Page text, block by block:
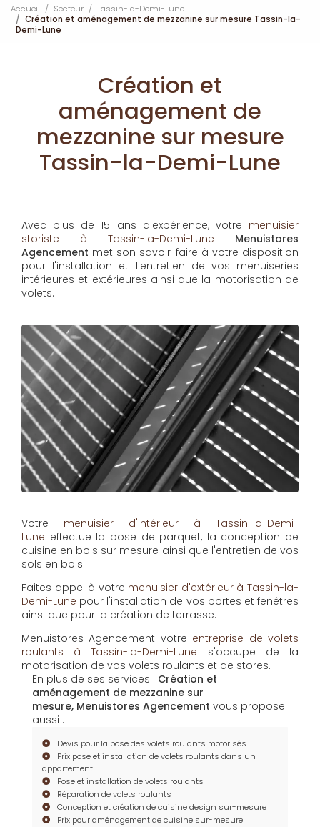
Accueil Secteur
Tassin-la-Demi-Lune
Création et aménagement de mezzanine sur mesure Tassin-la-
Demi-Lune
Création et
aménagement de
mezzanine sur mesure
Tassin-la-Demi-Lune
Avec plus de 15 ans d'expérience, votre menuisier
storiste à Tassin-la-Demi-Lune
Menuistores
Agencement met son savoir-faire à votre disposition
pour l'installation et l'entretien de vos menuiseries
intérieures et extérieures ainsi que la motorisation de
volets.
Votre menuisier d'intérieur à Tassin-la-Demi-
Lune effectue la pose de parquet, la conception de
cuisine en bois sur mesure ainsi que l'entretien de vos
sols en bois.
Faites appel à votre menuisier d'extérieur à Tassin-la-
Demi-Lune pour l'installation de vos portes et fenêtres
ainsi que pour la création de terrasse.
Menuistores Agencement votre entreprise de volets
roulants à Tassin-la-Demi-Lune s'occupe de la
motorisation de vos volets roulants et de stores.
En plus de ses services : Création et
aménagement de mezzanine sur
mesure, Menuistores Agencement vous propose
aussi :
Devis pour la pose des volets roulants motorisés
Prix pose et installation de volets roulants dans un
appartement
Pose et installation de volets roulants
Réparation de volets roulants
Conception et création de cuisine design sur-mesure
Prix pour aménagement de cuisine sur-mesure